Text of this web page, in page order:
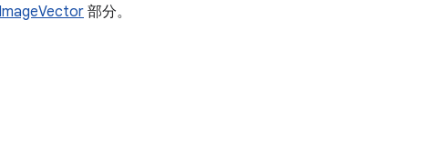
部分。